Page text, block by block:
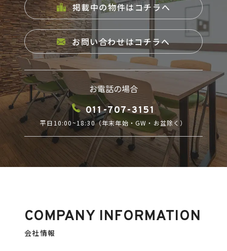
掲載中の物件はコチラへ
お問い合わせはコチラへ
お電話の場合
011-707-3151
平日10:00~18:30（年末年始・GW・お盆除く）
COMPANY INFORMATION
会社情報